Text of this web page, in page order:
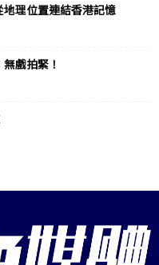
地理位置連結香港記憶
戲拍緊！